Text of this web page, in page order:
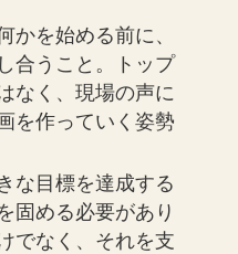
かを始める前に、
合うこと。トップ
なく、現場の声に
を作っていく姿勢
な目標を達成する
固める必要があり
でなく、それを支